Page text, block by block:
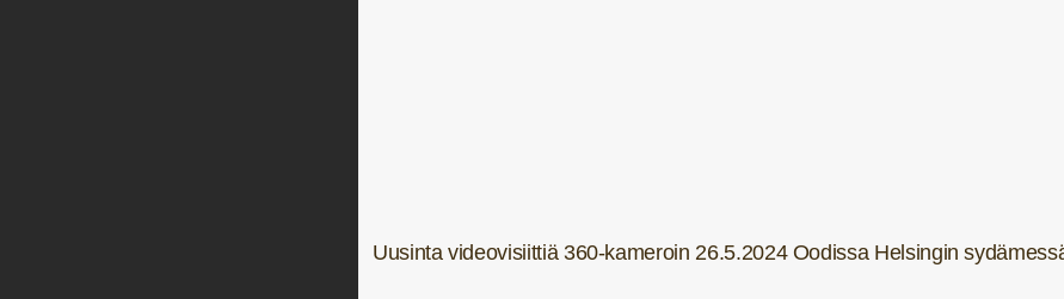
Uusinta videovisiittiä 360-kameroin 26.5.2024 Oodissa Helsingin